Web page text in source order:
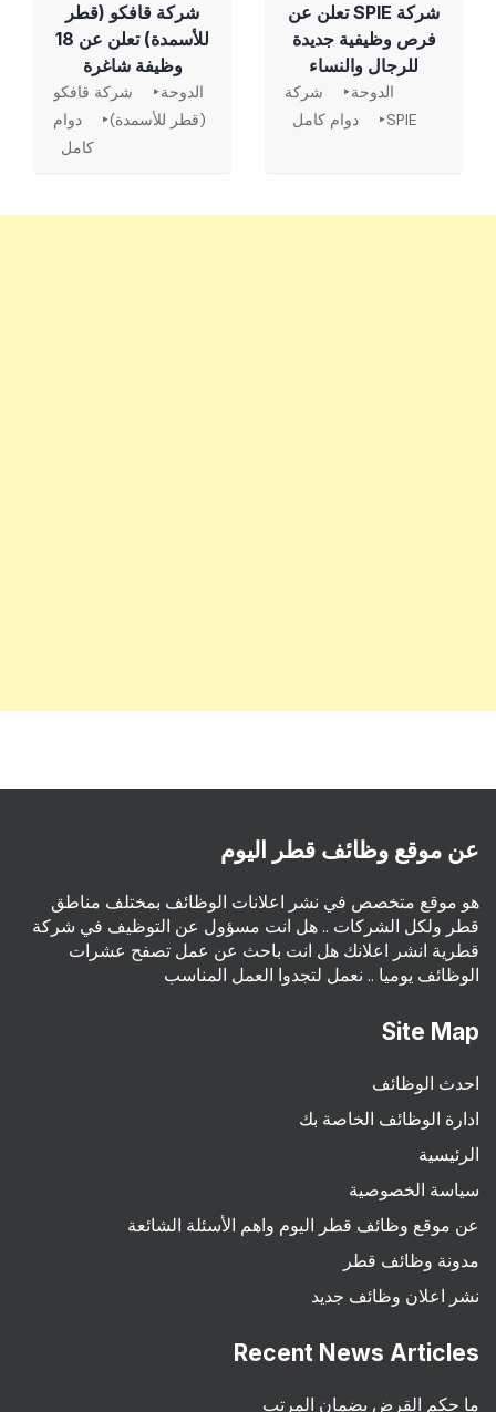
شركة SPIE تعلن عن
فرص وظيفية جديدة
للرجال والنساء
الدوحة
شركة
SPIE
دوام كامل
شركة قافكو (قطر
للأسمدة) تعلن عن 18
وظيفة شاغرة
الدوحة
شركة قافكو
(قطر للأسمدة)
دوام
كامل
عن موقع وظائف قطر اليوم
هو موقع متخصص في نشر اعلانات الوظائف بمختلف مناطق
قطر ولكل الشركات .. هل انت مسؤول عن التوظيف في شركة
قطرية انشر اعلانك هل انت باحث عن عمل تصفح عشرات
الوظائف يوميا .. نعمل لتجدوا العمل المناسب
Site Map
احدث الوظائف
ادارة الوظائف الخاصة بك
الرئيسية
سياسة الخصوصية
عن موقع وظائف قطر اليوم واهم الأسئلة الشائعة
مدونة وظائف قطر
نشر اعلان وظائف جديد
Recent News Articles
ما حكم القرض بضمان المرتب